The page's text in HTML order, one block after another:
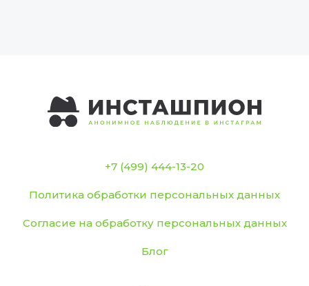
+7 (499) 444-13-20
Политика обработки персональных данных
Согласие на обработку персональных данных
Блог